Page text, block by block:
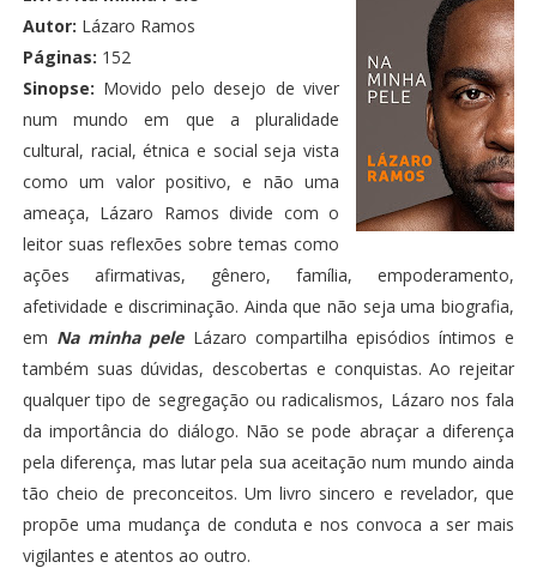
Autor: Lázaro Ramos
Páginas: 152
Sinopse: Movido pelo desejo de viver
num mundo em que a pluralidade
cultural, racial, étnica e social seja vista
como um valor positivo, e não uma
ameaça, Lázaro Ramos divide com o
leitor suas reflexões sobre temas como
ações afirmativas, gênero, família, empoderamento,
afetividade e discriminação. Ainda que não seja uma biografia,
em Na minha peleLázaro compartilha episódios íntimos e
também suas dúvidas, descobertas e conquistas. Ao rejeitar
qualquer tipo de segregação ou radicalismos, Lázaro nos fala
da importância do diálogo. Não se pode abraçar a diferença
pela diferença, mas lutar pela sua aceitação num mundo ainda
tão cheio de preconceitos. Um livro sincero e revelador, que
propõe uma mudança de conduta e nos convoca a ser mais
vigilantes e atentos ao outro.